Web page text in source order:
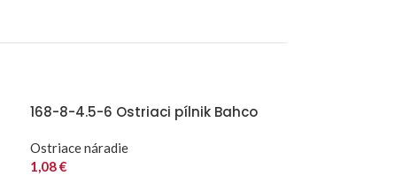
168-8-4.5-6 Ostriaci pílnik Bahco
Ostriace náradie
1,08€